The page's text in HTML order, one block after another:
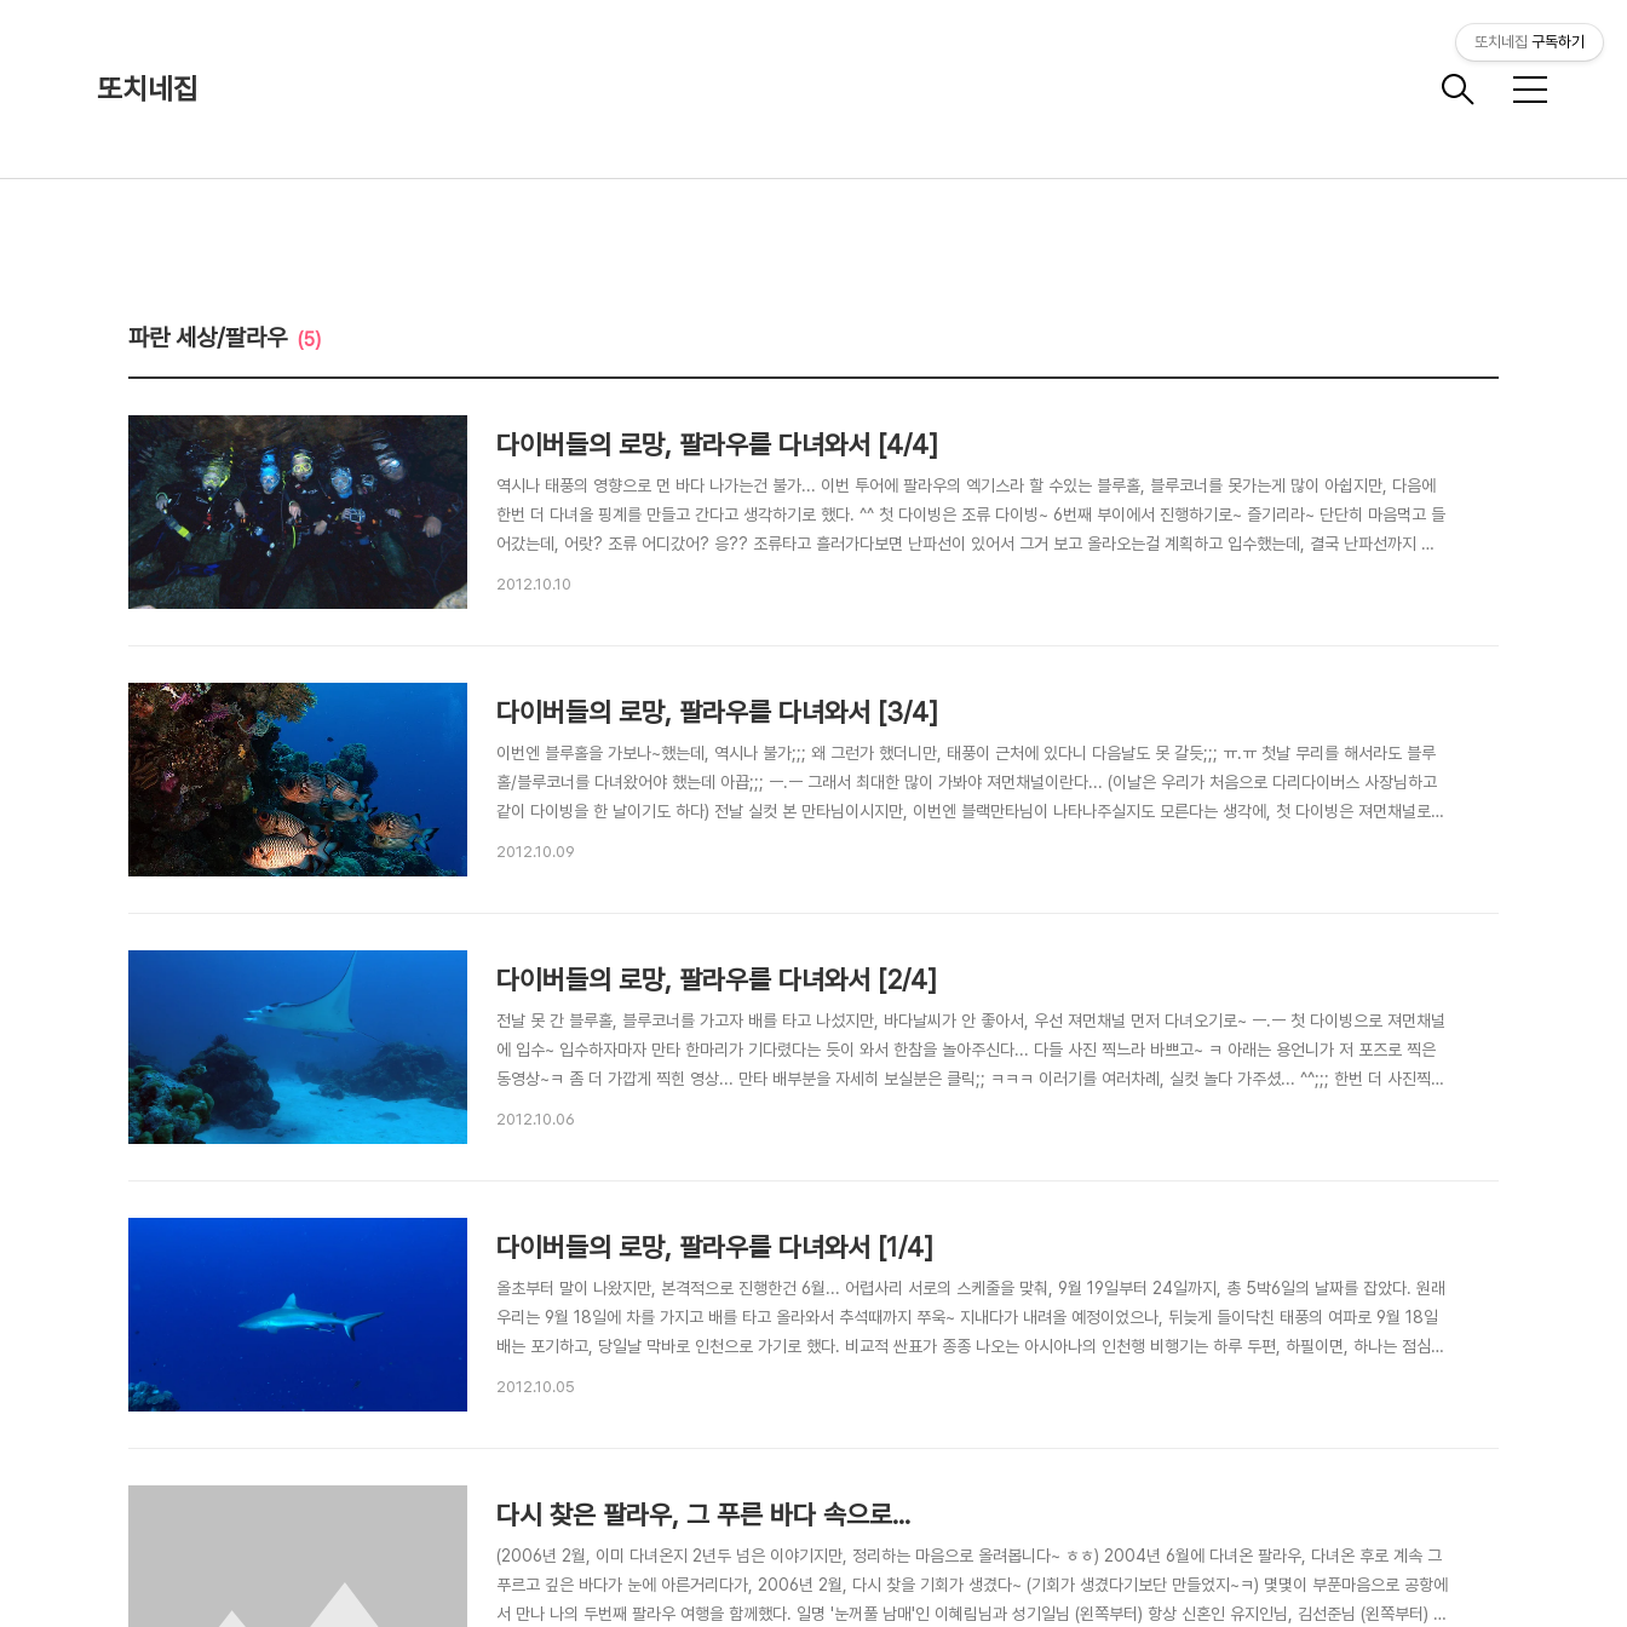
또치네집
메
파란 세상/팔라우 (5)
다이버들의 로망, 팔라우를 다녀와서 [4/4]
역시나 태풍의 영향으로 먼 바다 나가는건 불가... 이번 투어에 팔라우의 엑기스라 할 수있는 블루홀, 블루코너를 못가는게 많이 아쉽지만, 다음에
한번 더 다녀올 핑계를 만들고 간다고 생각하기로 했다. ^^ 첫 다이빙은 조류 다이빙~ 6번째 부이에서 진행하기로~ 즐기리라~ 단단히 마음먹고 들
어갔는데, 어랏? 조류 어디갔어? 응?? 조류타고 흘러가다보면 난파선이 있어서 그거 보고 올라오는걸 계획하고 입수했는데, 결국 난파선까지 핀
2012.10.10
다이버들의 로망, 팔라우를 다녀와서 [3/4]
이번엔 블루홀을 가보나~했는데, 역시나 불가;;; 왜 그런가 했더니만, 태풍이 근처에 있다니 다음날도 못 갈듯;;; ㅠ.ㅠ 첫날 무리를 해서라도 블루
홀/블루코너를 다녀왔어야 했는데 아끕;;; ㅡ.ㅡ 그래서 최대한 많이 가봐야 져먼채널이란다... (이날은 우리가 처음으로 다리다이버스 사장님하고
같이 다이빙을 한 날이기도 하다) 전날 실컷 본 만타님이시지만, 이번엔 블랙만타님이 나타나주실지도 모른다는 생각에, 첫 다이빙은 져먼채널로
2012.10.09
다이버들의 로망, 팔라우를 다녀와서 [2/4]
전날 못 간 블루홀, 블루코너를 가고자 배를 타고 나섰지만, 바다날씨가 안 좋아서, 우선 져먼채널 먼저 다녀오기로~ ㅡ.ㅡ 첫 다이빙으로 져먼채널
에 입수~ 입수하자마자 만타 한마리가 기다렸다는 듯이 와서 한참을 놀아주신다... 다들 사진 찍느라 바쁘고~ ㅋ 아래는 용언니가 저 포즈로 찍은
동영상~ㅋ 좀 더 가깝게 찍힌 영상... 만타 배부분을 자세히 보실분은 클릭;; ㅋㅋㅋ 이러기를 여러차례, 실컷 놀다 가주셨... ^^;;; 한번 더 사진찍기
2012.10.06
다이버들의 로망, 팔라우를 다녀와서 [1/4]
올초부터 말이 나왔지만, 본격적으로 진행한건 6월... 어렵사리 서로의 스케줄을 맞춰, 9월 19일부터 24일까지, 총 5박6일의 날짜를 잡았다. 원래
우리는 9월 18일에 차를 가지고 배를 타고 올라와서 추석때까지 쭈욱~ 지내다가 내려올 예정이었으나, 뒤늦게 들이닥친 태풍의 여파로 9월 18일
배는 포기하고, 당일날 막바로 인천으로 가기로 했다. 비교적 싼표가 종종 나오는 아시아나의 인천행 비행기는 하루 두편, 하필이면, 하나는 점심때
2012.10.05
다시 찾은 팔라우, 그 푸른 바다 속으로...
(2006년 2월, 이미 다녀온지 2년두 넘은 이야기지만, 정리하는 마음으로 올려봅니다~ ㅎㅎ) 2004년 6월에 다녀온 팔라우, 다녀온 후로 계속 그
푸르고 깊은 바다가 눈에 아른거리다가, 2006년 2월, 다시 찾을 기회가 생겼다~ (기회가 생겼다기보단 만들었지~ㅋ) 몇몇이 부푼마음으로 공항에
서 만나 나의 두번째 팔라우 여행을 함께했다. 일명 '눈꺼풀 남매'인 이혜림님과 성기일님 (왼쪽부터) 항상 신혼인 유지인님, 김선준님 (왼쪽부터) 비
또치네집 구독하기